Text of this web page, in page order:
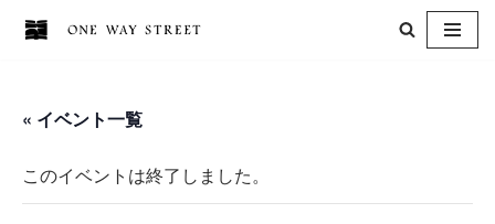
テ
ツ
へ
« イベント一覧
このイベントは終了しました。